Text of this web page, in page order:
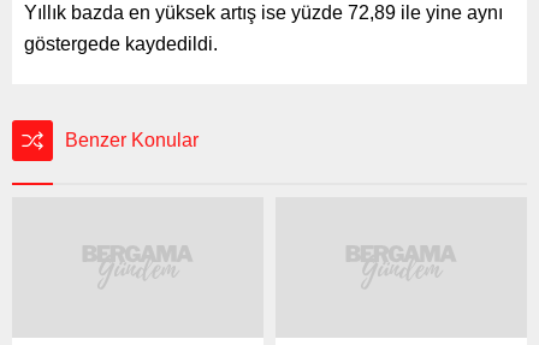
Yıllık bazda en yüksek artış ise yüzde 72,89 ile yine aynı
göstergede kaydedildi.
Benzer Konular